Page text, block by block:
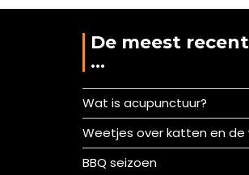
De meest
…
Wat is acupunctuur?
Weetjes over katten en de
BBQ seizoen